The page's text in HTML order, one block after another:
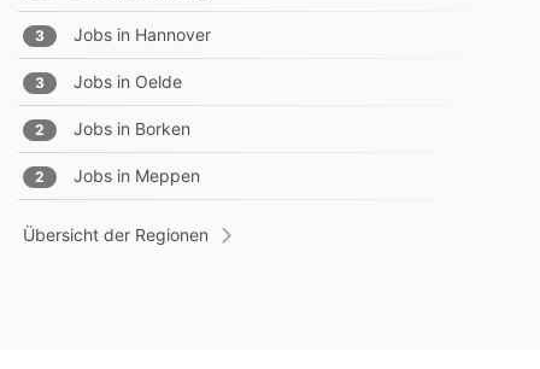
3 Jobs in Hannover
3 Jobs in Oelde
2 Jobs in Borken
2 Jobs in Meppen
Übersicht der Regionen